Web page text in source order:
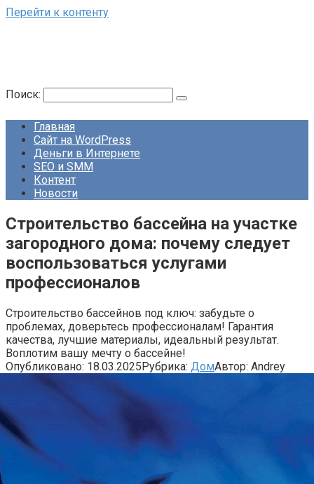
Перейти к контенту
Поиск:
Главная
Сайт на WordPress
Деньги в Интернете
SEO и SMM
Контент
Новости
Строительство бассейна на участке
загородного дома: почему следует
воспользоваться услугами
профессионалов
Строительство бассейнов под ключ: забудьте о
проблемах, доверьтесь профессионалам! Гарантия
качества, лучшие материалы, идеальный результат.
Воплотим вашу мечту о бассейне!
Опубликовано: 18.03.2025Рубрика: ДомАвтор: Andrey